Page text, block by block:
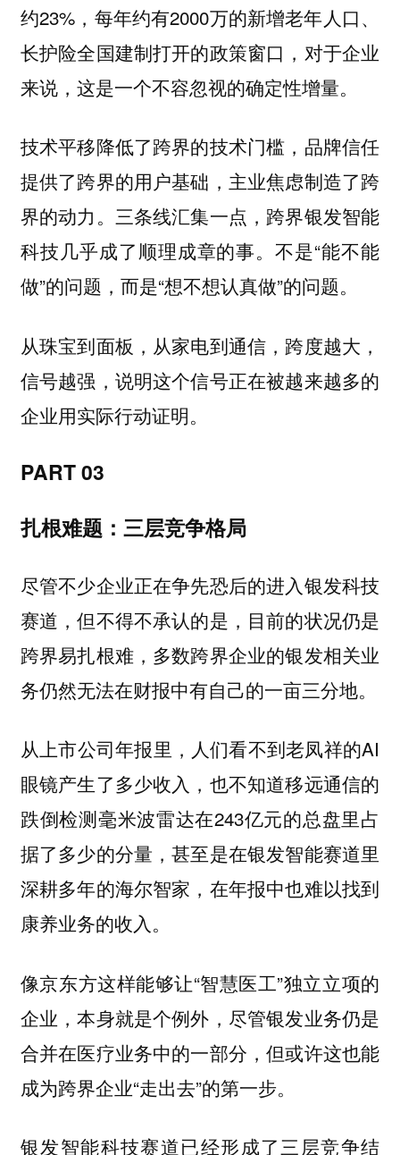
约‌23%，‌每年约有2000万的新增老年人口、
长护险全国建制打开的政策窗口，对于企业
来说，这是一个不容忽视的确定性增量。
技术平移降低了跨界的技术门槛，品牌信任
提供了跨界的用户基础，主业焦虑制造了跨
界的动力。三条线汇集一点，跨界银发智能
科技几乎成了顺理成章的事。不是“能不能
做”的问题，而是“想不想认真做”的问题。
从珠宝到面板，从家电到通信，跨度越大，
信号越强，说明这个信号正在被越来越多的
企业用实际行动证明。
PART 03
扎根难题：三层竞争格局
尽管不少企业正在争先恐后的进入银发科技
赛道，但不得不承认的是，目前的状况仍是
跨界易扎根难，多数跨界企业的银发相关业
务仍然无法在财报中有自己的一亩三分地。
从上市公司年报里，人们看不到老凤祥的AI
眼镜产生了多少收入，也不知道移远通信的
跌倒检测毫米波雷达在243亿元的总盘里占
据了多少的分量，甚至是在银发智能赛道里
深耕多年的海尔智家，在年报中也难以找到
康养业务的收入。
像京东方这样能够让“智慧医工”独立立项的
企业，本身就是个例外，尽管银发业务仍是
合并在医疗业务中的一部分，但或许这也能
成为跨界企业“走出去”的第一步。
银发智能科技赛道已经形成了三层竞争结